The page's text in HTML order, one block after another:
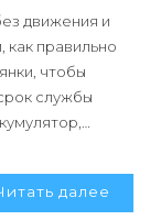
движения и
как правильно
чтобы
службы
жидкостей. В
долгого
далее